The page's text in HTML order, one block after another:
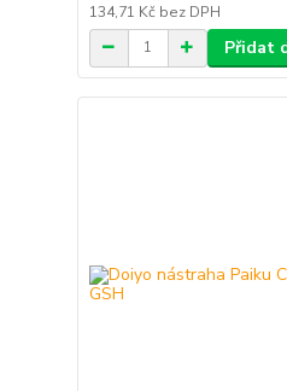
134,71 Kč bez DPH
Přidat